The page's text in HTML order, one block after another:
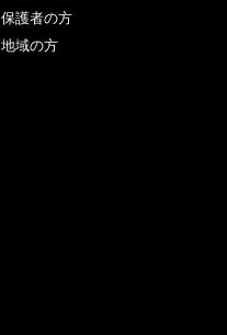
保護者の方
地域の方